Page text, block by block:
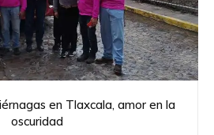
en Tlaxcala, amor en la
oscuridad